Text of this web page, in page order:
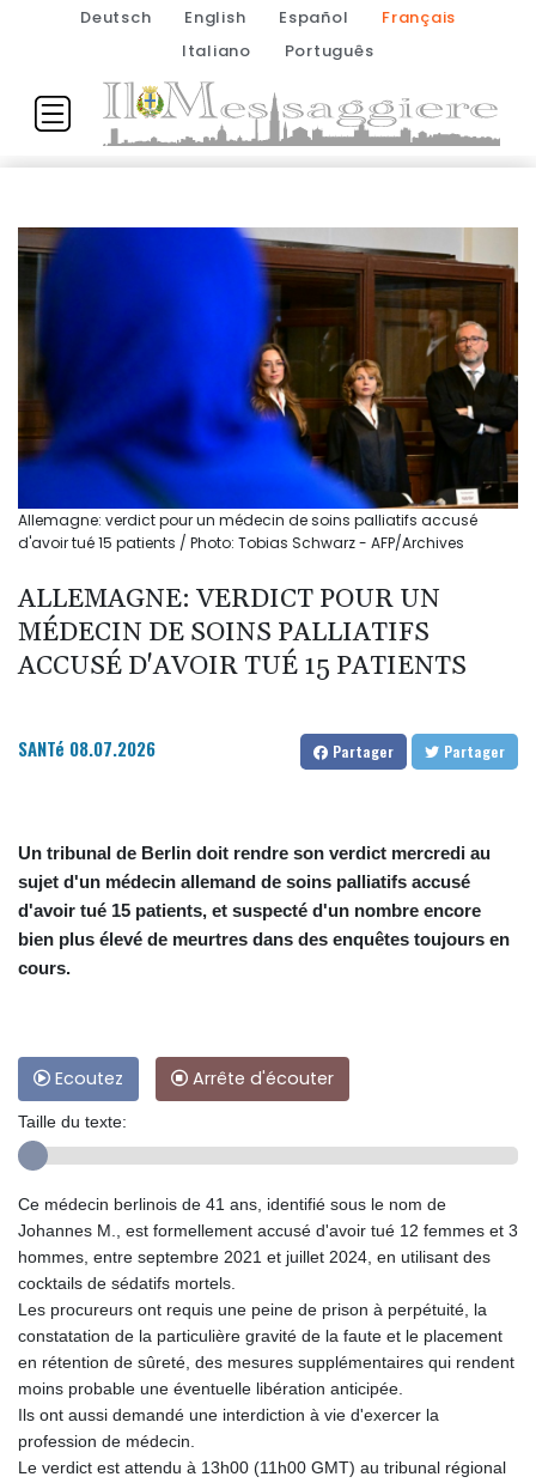
Deutsch English Español
Français
Italiano
Português
Allemagne: verdict pour un médecin de soins palliatifs accusé
d'avoir tué 15 patients / Photo: Tobias Schwarz - AFP/Archives
ALLEMAGNE: VERDICT POUR UN
MÉDECIN DE SOINS PALLIATIFS
ACCUSÉ D'AVOIR TUÉ 15 PATIENTS
SANTé 08.07.2026 Partager Partager
Un tribunal de Berlin doit rendre son verdict mercredi au
sujet d'un médecin allemand de soins palliatifs accusé
d'avoir tué 15 patients, et suspecté d'un nombre encore
bien plus élevé de meurtres dans des enquêtes toujours en
cours.
Ecoutez Arrête d'écouter
Taille du texte:
Ce médecin berlinois de 41 ans, identifié sous le nom de
Johannes M., est formellement accusé d'avoir tué 12 femmes et 3
hommes, entre septembre 2021 et juillet 2024, en utilisant des
cocktails de sédatifs mortels.
Les procureurs ont requis une peine de prison à perpétuité, la
constatation de la particulière gravité de la faute et le placement
en rétention de sûreté, des mesures supplémentaires qui rendent
moins probable une éventuelle libération anticipée.
Ils ont aussi demandé une interdiction à vie d'exercer la
profession de médecin.
Le verdict est attendu à 13h00 (11h00 GMT) au tribunal régional